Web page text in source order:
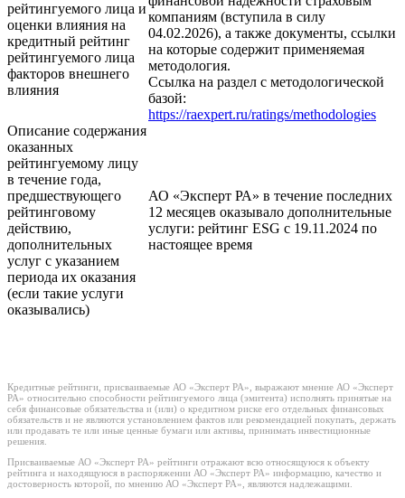
рейтингуемого лица и
оценки влияния на
кредитный рейтинг
рейтингуемого лица
факторов внешнего
влияния
компаниям (вступила в силу
04.02.2026), а также документы, ссылки
на которые содержит применяемая
методология.
Ссылка на раздел с методологической
базой:
https://raexpert.ru/ratings/methodologies
Описание содержания
оказанных
рейтингуемому лицу
в течение года,
предшествующего
рейтинговому
действию,
дополнительных
услуг с указанием
периода их оказания
(если такие услуги
оказывались)
АО «Эксперт РА» в течение последних
12 месяцев оказывало дополнительные
услуги: рейтинг ESG с 19.11.2024 по
настоящее время
Кредитные рейтинги, присваиваемые АО «Эксперт РА», выражают мнение АО «Эксперт
РА» относительно способности рейтингуемого лица (эмитента) исполнять принятые на
себя финансовые обязательства и (или) о кредитном риске его отдельных финансовых
обязательств и не являются установлением фактов или рекомендацией покупать, держать
или продавать те или иные ценные бумаги или активы, принимать инвестиционные
решения.
Присваиваемые АО «Эксперт РА» рейтинги отражают всю относящуюся к объекту
рейтинга и находящуюся в распоряжении АО «Эксперт РА» информацию, качество и
достоверность которой, по мнению АО «Эксперт РА», являются надлежащими.